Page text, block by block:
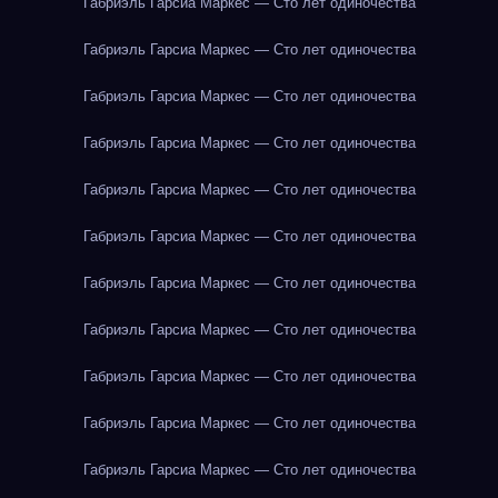
Габриэль Гарсиа Маркес — Сто лет одиночества
Габриэль Гарсиа Маркес — Сто лет одиночества
Габриэль Гарсиа Маркес — Сто лет одиночества
Габриэль Гарсиа Маркес — Сто лет одиночества
Габриэль Гарсиа Маркес — Сто лет одиночества
Габриэль Гарсиа Маркес — Сто лет одиночества
Габриэль Гарсиа Маркес — Сто лет одиночества
Габриэль Гарсиа Маркес — Сто лет одиночества
Габриэль Гарсиа Маркес — Сто лет одиночества
Габриэль Гарсиа Маркес — Сто лет одиночества